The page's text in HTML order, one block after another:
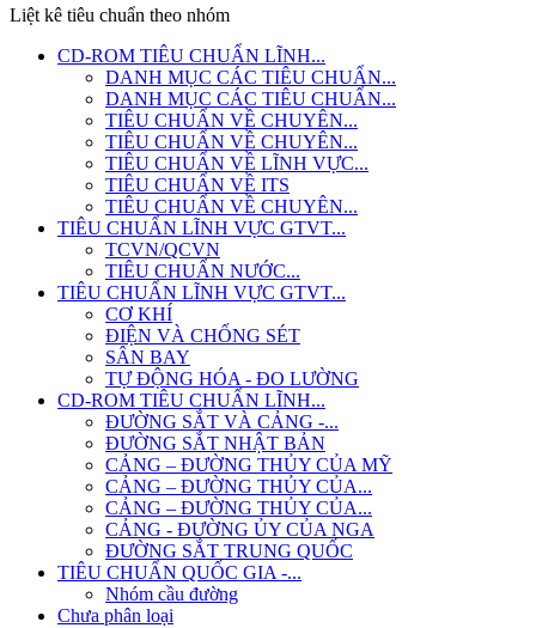
Liệt kê tiêu chuẩn theo nhóm
CD-ROM TIÊU CHUẨN LĨNH...
DANH MỤC CÁC TIÊU CHUẨN...
DANH MỤC CÁC TIÊU CHUẨN...
TIÊU CHUẨN VỀ CHUYÊN...
TIÊU CHUẨN VỀ CHUYÊN...
TIÊU CHUẨN VỀ LĨNH VỰC...
TIÊU CHUẨN VỀ ITS
TIÊU CHUẨN VỀ CHUYÊN...
TIÊU CHUẨN LĨNH VỰC GTVT...
TCVN/QCVN
TIÊU CHUẨN NƯỚC...
TIÊU CHUẨN LĨNH VỰC GTVT...
CƠ KHÍ
ĐIỆN VÀ CHỐNG SÉT
SÂN BAY
TỰ ĐỘNG HÓA - ĐO LƯỜNG
CD-ROM TIÊU CHUẨN LĨNH...
ĐƯỜNG SẮT VÀ CẢNG -...
ĐƯỜNG SẮT NHẬT BẢN
CẢNG – ĐƯỜNG THỦY CỦA MỸ
CẢNG – ĐƯỜNG THỦY CỦA...
CẢNG – ĐƯỜNG THỦY CỦA...
CẢNG - ĐƯỜNG ỦY CỦA NGA
ĐƯỜNG SẮT TRUNG QUỐC
TIÊU CHUẨN QUỐC GIA -...
Nhóm cầu đường
Chưa phân loại